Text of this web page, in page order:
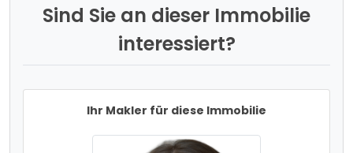
Sind Sie an dieser Immobilie
interessiert?
Ihr Makler für diese Immobilie